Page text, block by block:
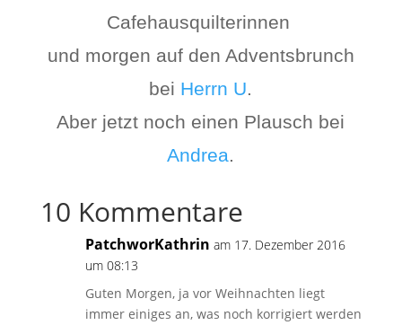
Cafehausquilterinnen
und morgen auf den Adventsbrunch
bei Herrn U.
Aber jetzt noch einen Plausch bei
Andrea.
10 Kommentare
PatchworKathrin am 17. Dezember 2016
um 08:13
Guten Morgen, ja vor Weihnachten liegt
immer einiges an, was noch korrigiert werden